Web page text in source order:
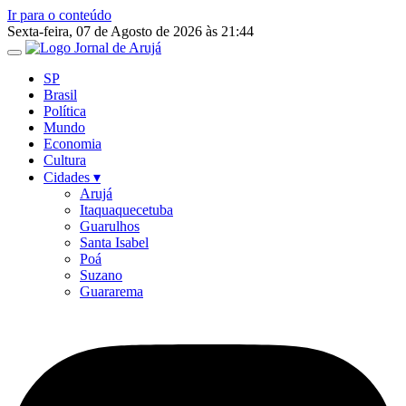
Ir para o conteúdo
Sexta-feira, 07 de Agosto de 2026 às 21:44
SP
Brasil
Política
Mundo
Economia
Cultura
Cidades ▾
Arujá
Itaquaquecetuba
Guarulhos
Santa Isabel
Poá
Suzano
Guararema